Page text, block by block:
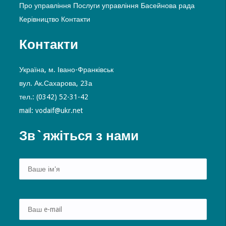
Про управління Послуги управління Басейнова рада
Керівництво Контакти
Контакти
Україна, м. Івано-Франківськ
вул. Ак.Сахарова, 23а
тел.: (0342) 52-31-42
mail: vodaif@ukr.net
Зв`яжіться з нами